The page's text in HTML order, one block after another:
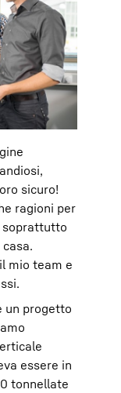
sicuro!
ragioni per
soprattutto
mio team e
un progetto
essere in
tonnellate